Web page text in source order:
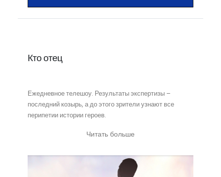
Кто отец
Ежедневное телешоу. Результаты экспертизы –
последний козырь, а до этого зрители узнают все
перипетии истории героев.
Читать больше